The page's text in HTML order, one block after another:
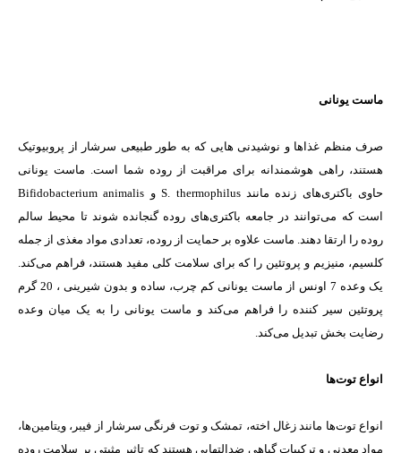
ماست یونانی
صرف منظم غذاها و نوشیدنی هایی که به طور طبیعی سرشار از پروبیوتیک
هستند، راهی هوشمندانه برای مراقبت از روده شما است. ماست یونانی
حاوی باکتری‌های زنده مانند S. thermophilus و Bifidobacterium animalis
است که می‌توانند در جامعه باکتری‌های روده گنجانده شوند تا محیط سالم
روده را ارتقا دهند. ماست علاوه بر حمایت از روده، تعدادی مواد مغذی از جمله
کلسیم، منیزیم و پروتئین را که برای سلامت کلی مفید هستند، فراهم می‌کند.
یک وعده 7 اونس از ماست یونانی کم چرب، ساده و بدون شیرینی ، 20 گرم
پروتئین سیر کننده را فراهم می‌کند و ماست یونانی را به یک میان وعده
رضایت بخش تبدیل می‌کند.
انواع توت‌ها
انواع توت‌ها مانند زغال اخته، تمشک و توت فرنگی سرشار از فیبر، ویتامین‌ها،
مواد معدنی و ترکیبات گیاهی ضدالتهابی هستند که تاثیر مثبتی بر سلامت روده